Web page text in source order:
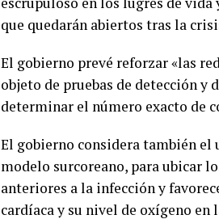
que quedarán abiertos tras la
El gobierno prevé reforzar «las
objeto de pruebas de detección
determinar el número exacto de
El gobierno considera también el
modelo surcoreano, para ubicar
anteriores a la infección y
cardíaca y su nivel de oxígeno en